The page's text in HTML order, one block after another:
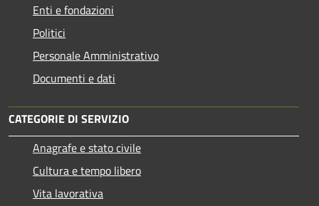
Enti e fondazioni
Politici
Personale Amministrativo
Documenti e dati
CATEGORIE DI SERVIZIO
Anagrafe e stato civile
Cultura e tempo libero
Vita lavorativa